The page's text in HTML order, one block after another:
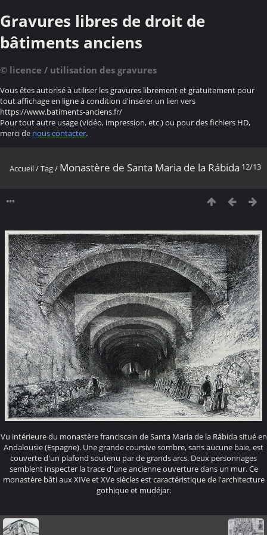
Gravures libres de droit de
bâtiments anciens
© licence / utilisation des gravures
Vous êtes autorisé à utiliser les gravures librement et gratuitement pour
tout affichage en ligne à condition d'insérer un lien vers
https://www.batiments-anciens.fr/
Pour tout autre usage (vidéo, impression, etc.) ou pour des fichiers HD,
merci de nous contacter.
12/13
Accueil/Tag/ Monastère de Santa Maria de la Rábida
Vu intérieure du monastère franciscain de Santa Maria de la Rábida situé en
Andalousie (Espagne). Une grande coursive sombre, sans aucune baie, est
couverte d'un plafond soutenu par de grands arcs. Deux personnages
semblent inspecter la trace d'une ancienne ouverture dans un mur. Ce
monastère bâti aux XIVe et XVe siècles est caractéristique de l'architecture
gothique et mudéjar.